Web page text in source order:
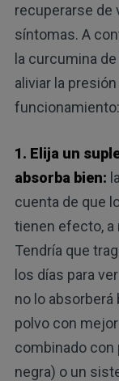
recuperarse de
síntomas. A
la curcumina
aliviar la
funcionamiento:
1. Elija un
absorba bien:
cuenta de que
tienen efecto, a
Tendría que
los días para
no lo absorberá
polvo con
combinado con
negra) o un